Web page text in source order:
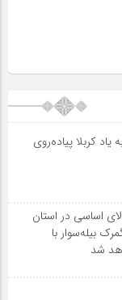
یاد کربلا پیاده‌روی
تن کالای اساسی در استان
بیله‌سوار با
شد